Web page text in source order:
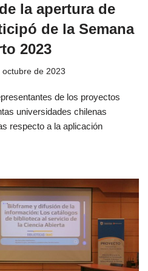
la apertura de
de la Semana
2023
octubre de 2023
de los proyectos
universidades chilenas
respecto a la aplicación